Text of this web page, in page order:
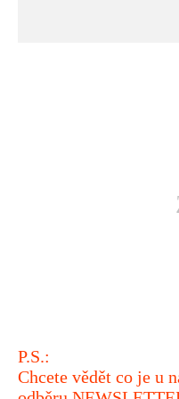
P.S.:
Chcete vědět co je u